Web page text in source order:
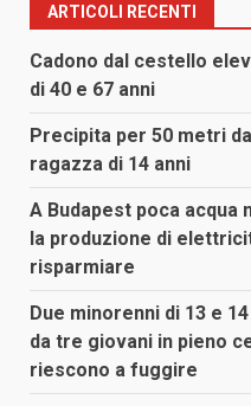
ARTICOLI RECENTI
Cadono dal cestello
di 40 e 67 anni
Precipita per 50 metri
ragazza di 14 anni
A Budapest poca acqua
la produzione di
risparmiare
Due minorenni di 13 e
da tre giovani in pieno
riescono a fuggire